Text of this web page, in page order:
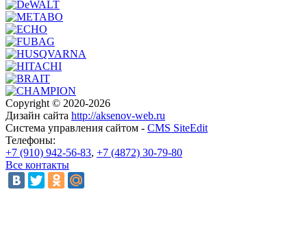
Copyright © 2020-2026
Дизайн сайта http://aksenov-web.ru
Система управления сайтом - CMS SiteEdit
Телефоны:
+7 (910) 942-56-83, +7 (4872) 30-79-80
Все контакты